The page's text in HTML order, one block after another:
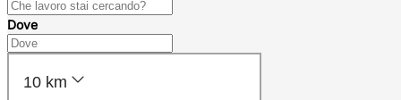
Dove
10 km